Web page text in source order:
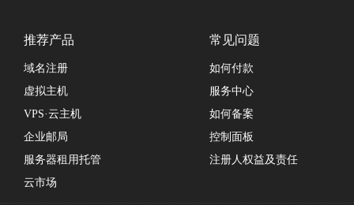
推荐产品
域名注册
虚拟主机
VPS·云主机
企业邮局
服务器租用托管
云市场
常见问题
如何付款
服务中心
如何备案
控制面板
注册人权益及责任